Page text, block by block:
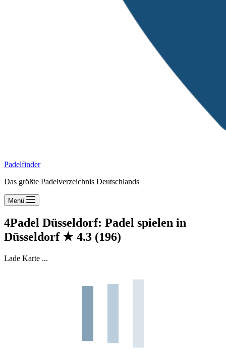
Padelfinder
Das größte Padelverzeichnis Deutschlands
Menü
4Padel Düsseldorf: Padel spielen in
Düsseldorf ★ 4.3 (196)
Lade Karte ...